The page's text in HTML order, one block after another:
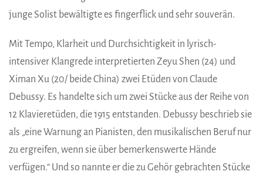
junge Solist bewältigte es fingerflick und sehr souverän.
Mit Tempo, Klarheit und Durchsichtigkeit in lyrisch-
intensiver Klangrede interpretierten Zeyu Shen (24) und
Ximan Xu (20/ beide China) zwei Etüden von Claude
Debussy. Es handelte sich um zwei Stücke aus der Reihe von
12 Klavieretüden, die 1915 entstanden. Debussy beschrieb sie
als „eine Warnung an Pianisten, den musikalischen Beruf nur
zu ergreifen, wenn sie über bemerkenswerte Hände
verfügen.“ Und so nannte er die zu Gehör gebrachten Stücke